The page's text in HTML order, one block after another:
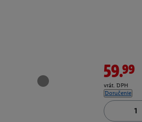
59.99
vrát. DPH
Doručenie